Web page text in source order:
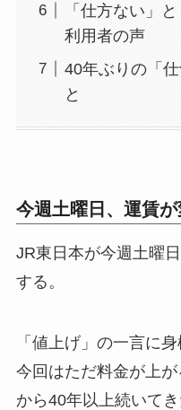
「仕方ない」
利用者の声
40年ぶりの「
と
今週土曜日、運賃
JR東日本が今週土曜
する。
「値上げ」の一言に
今回はただ料金が上
から40年以上続いて